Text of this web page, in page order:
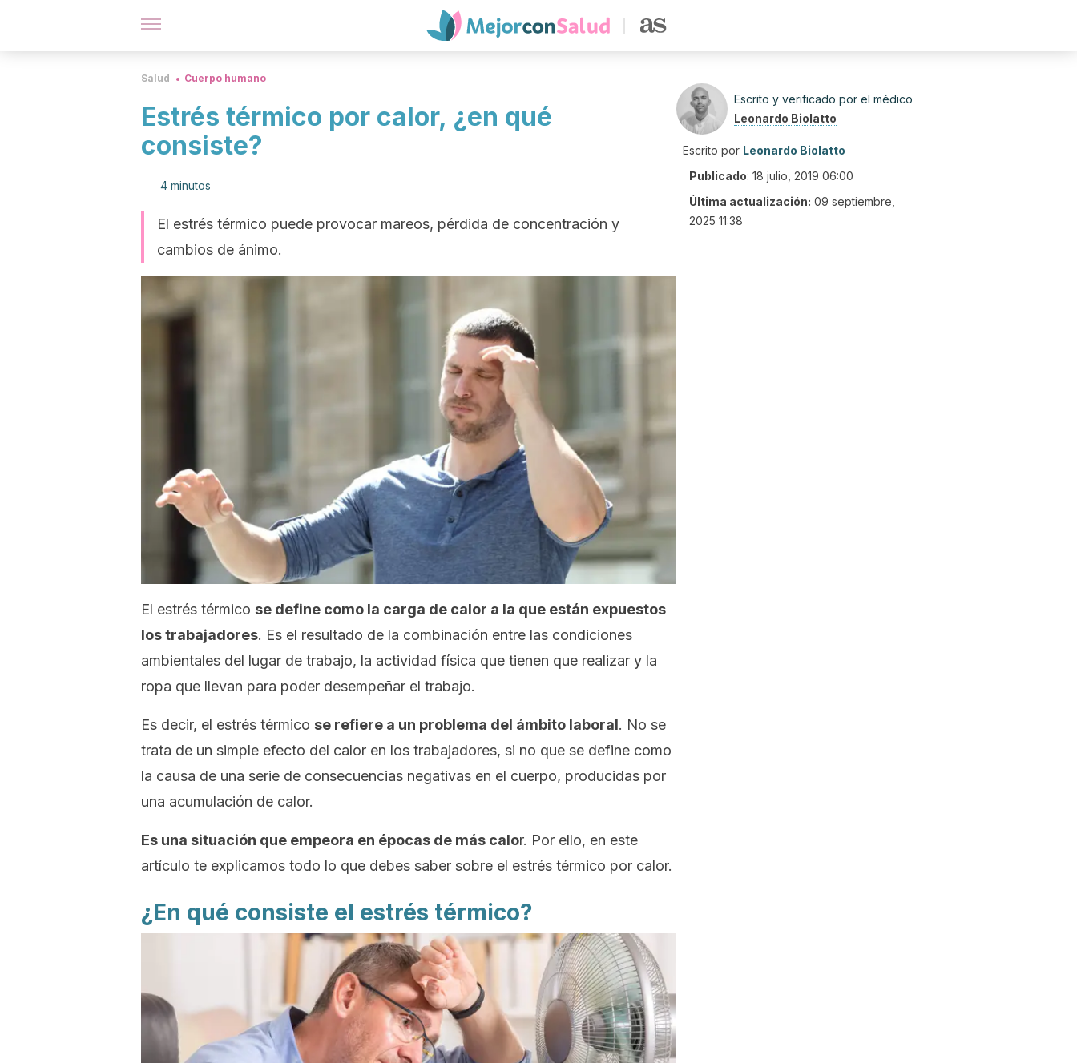
Salud Cuerpo humano
Estrés térmico por calor, ¿en qué
consiste?
4 minutos
El estrés térmico puede provocar mareos, pérdida de concentración y
cambios de ánimo.
El estrés térmico se define como la carga de calor a la que están expuestos
los trabajadores. Es el resultado de la combinación entre las condiciones
ambientales del lugar de trabajo, la actividad física que tienen que realizar y la
ropa que llevan para poder desempeñar el trabajo.
Es decir, el estrés térmico se refiere a un problema del ámbito laboral. No se
trata de un simple efecto del calor en los trabajadores, si no que se define como
la causa de una serie de consecuencias negativas en el cuerpo, producidas por
una acumulación de calor.
Es una situación que empeora en épocas de más calor. Por ello, en este
artículo te explicamos todo lo que debes saber sobre el estrés térmico por calor.
¿En qué consiste el estrés térmico?
Escrito y verificado por el médico
Leonardo Biolatto
Escrito por Leonardo Biolatto
Publicado: 18 julio, 2019 06:00
Última actualización: 09 septiembre,
2025 11:38